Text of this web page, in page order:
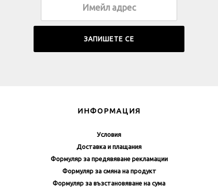
ИНФОРМАЦИЯ
Условия
Доставка и плащания
Формуляр за предявяване рекламации
Формуляр за смяна на продукт
Формуляр за възстановяване на сума